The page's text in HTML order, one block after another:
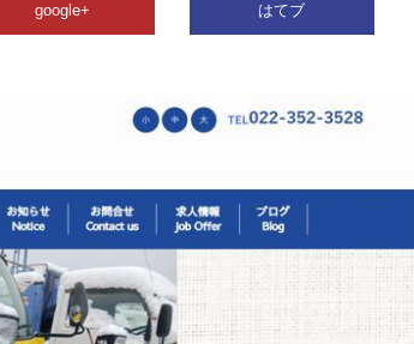
google+ はてブ